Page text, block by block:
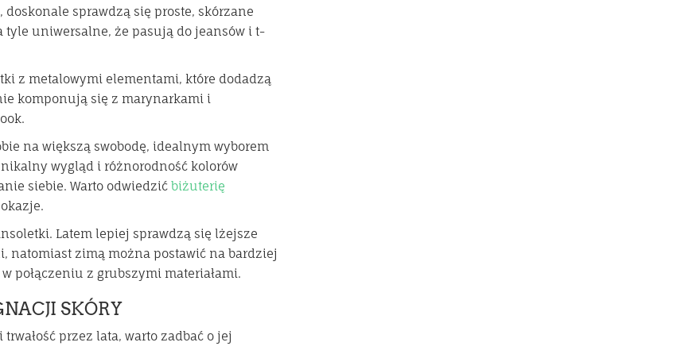
sprawdzą się proste, skórzane
tyle uniwersalne, że pasują do jeansów i t-
z metalowymi elementami, które dodadzą
komponują się z marynarkami i
na większą swobodę, idealnym wyborem
wygląd i różnorodność kolorów
siebie. Warto odwiedzić biżuterię
Latem lepiej sprawdzą się lżejsze
natomiast zimą można postawić na bardziej
połączeniu z grubszymi materiałami.
SKÓRY
przez lata, warto zadbać o jej